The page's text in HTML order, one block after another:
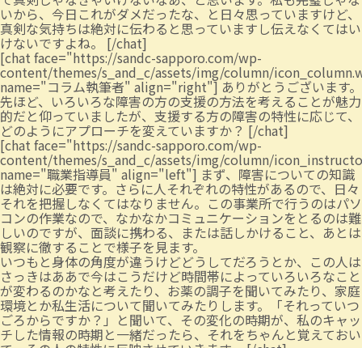
いから、今日これがダメだったな、と日々思っていますけど、
真剣な気持ちは絶対に伝わると思っていますし伝えなくてはい
けないですよね。 [/chat]
[chat face="https://sandc-sapporo.com/wp-
content/themes/s_and_c/assets/img/column/
name="コラム執筆者" align="right"] ありがとうございます。
先ほど、いろいろな障害の方の支援の方法を考えることが魅力
的だと仰っていましたが、支援する方の障害の特性に応じて、
どのようにアプローチを変えていますか？ [/chat]
[chat face="https://sandc-sapporo.com/wp-
content/themes/s_and_c/assets/img/column/
name="職業指導員" align="left"] まず、障害についての知識
は絶対に必要です。さらに人それぞれの特性があるので、日々
それを把握しなくてはなりません。この事業所で行うのはパソ
コンの作業なので、なかなかコミュニケーションをとるのは難
しいのですが、面談に携わる、または話しかけること、あとは
観察に徹することで様子を見ます。
いつもと身体の角度が違うけどどうしてだろうとか、この人は
さっきはああで今はこうだけど時間帯によっていろいろなこと
が変わるのかなと考えたり、お薬の調子を聞いてみたり、家庭
環境とか私生活について聞いてみたりします。「それっていつ
ごろからですか？」と聞いて、その変化の時期が、私のキャッ
チした情報の時期と一緒だったら、それをちゃんと覚えておい